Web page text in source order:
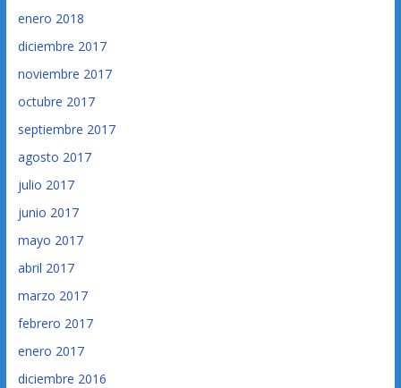
enero 2018
diciembre 2017
noviembre 2017
octubre 2017
septiembre 2017
agosto 2017
julio 2017
junio 2017
mayo 2017
abril 2017
marzo 2017
febrero 2017
enero 2017
diciembre 2016